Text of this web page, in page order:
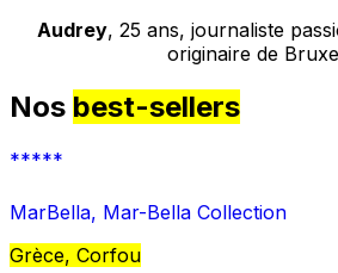
Audrey, 25 ans, journaliste
originaire de
Nos best-sellers
*****
MarBella, Mar-Bella Collection
Grèce, Corfou